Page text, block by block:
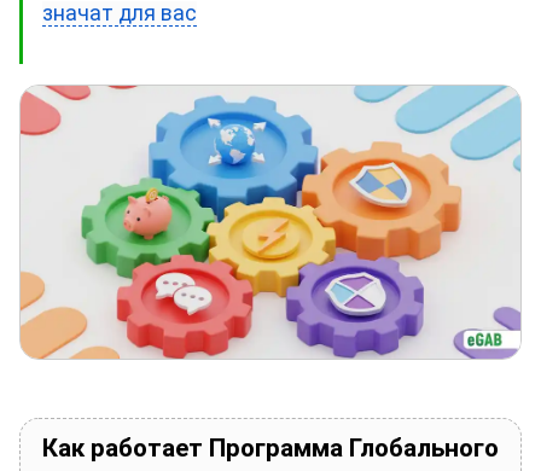
значат для вас
Как работает Программа Глобального